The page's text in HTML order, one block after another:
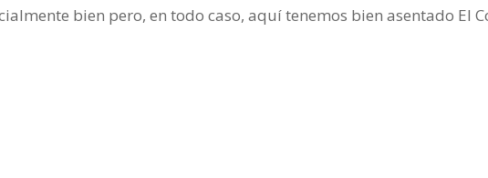
bien pero, en todo caso, aquí tenemos bien asentado El